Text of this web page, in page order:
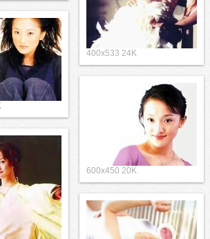
400x533 24K
600x450 20K